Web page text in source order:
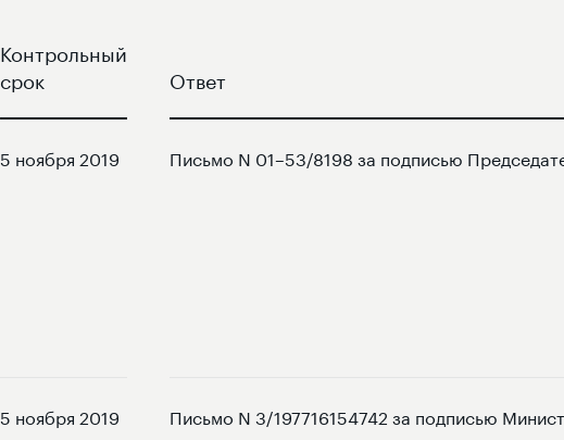
Контрольный
срок
Ответ
5 ноября 2019 Письмо N 01–53/8198 за подписью
5 ноября 2019 Письмо N 3/197716154742 за подписью